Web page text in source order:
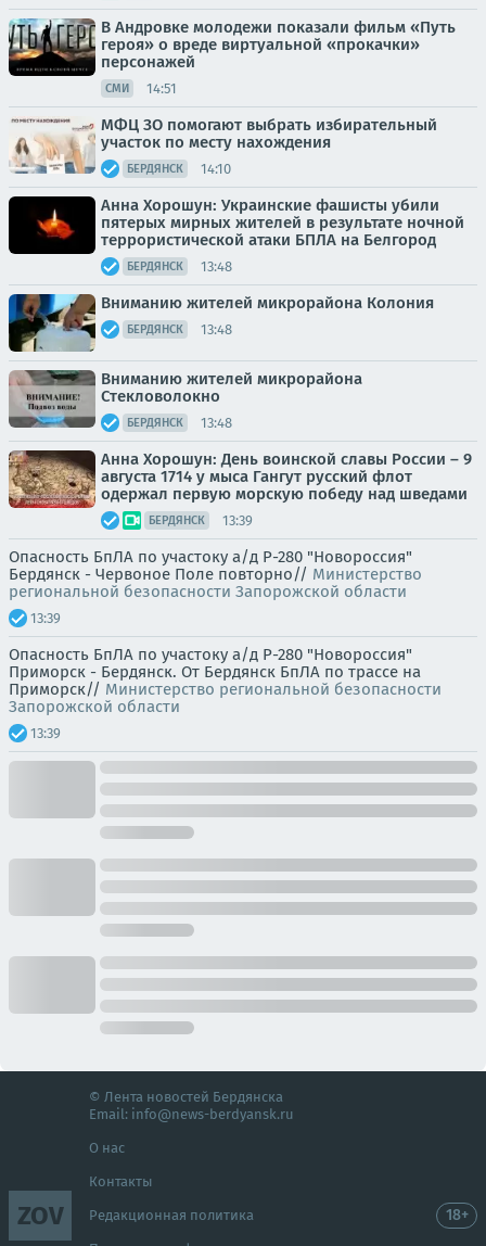
В Андровке молодежи показали фильм «Путь
героя» о вреде виртуальной «прокачки»
персонажей
СМИ 14:51
МФЦ ЗО помогают выбрать избирательный
участок по месту нахождения
БЕРДЯНСК 14:10
Анна Хорошун: Украинские фашисты убили
пятерых мирных жителей в результате ночной
террористической атаки БПЛА на Белгород
БЕРДЯНСК 13:48
Вниманию жителей микрорайона Колония
БЕРДЯНСК 13:48
Вниманию жителей микрорайона
Стекловолокно
БЕРДЯНСК 13:48
Анна Хорошун: День воинской славы России – 9
августа 1714 у мыса Гангут русский флот
одержал первую морскую победу над шведами
БЕРДЯНСК 13:39
Опасность БпЛА по участоку а/д Р-280 "Новороссия"
Бердянск - Червоное Поле повторно// Министерство
региональной безопасности Запорожской области
13:39
Опасность БпЛА по участоку а/д Р-280 "Новороссия"
Приморск - Бердянск. От Бердянск БпЛА по трассе на
Приморск// Министерство региональной безопасности
Запорожской области
13:39
ZOV
© Лента новостей Бердянска
Email: info@news-berdyansk.ru
О нас
Контакты
Редакционная политика 18+